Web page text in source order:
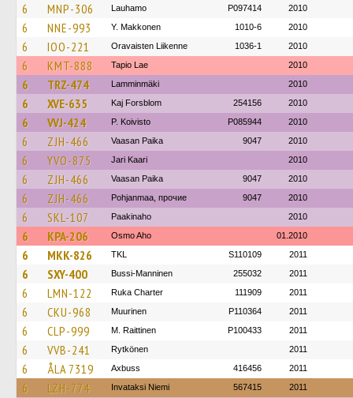
6 MNP-306 Lauhamo P097414 2010
6 NNE-993 Y. Makkonen 1010-6 2010
6 IOO-221 Oravaisten Liikenne 1036-1 2010
6 KMT-888 Tapio Lae 2010
6 TRZ-474 Lamminmäki 2010
6 XVE-635 Kaj Forsblom 254156 2010
6 VVJ-424 P. Koivisto P085944 2010
6 ZJH-466 Vaasan Paika 9047 2010
6 YVO-875 Jari Kaari 2010
6 ZJH-466 Vaasan Paika 9047 2010
6 ZJH-466 Pohjanmaa, прочие 9047 2010
6 SKL-107 Paakinaho 2010
6 KPA-206 Osmo Aho 01.2010
6 MKK-826 TKL S110109 2011
6 SXY-400 Bussi-Manninen 255032 2011
6 LMN-122 Ruka Charter 111909 2011
6 CKU-968 Muurinen P110364 2011
6 CLP-999 M. Raittinen P100433 2011
6 VVB-241 Rytkönen 2011
6 ÅLA 7319 Axbuss 416456 2011
6 LZH-774 Invataksi Niemi 567415 2011